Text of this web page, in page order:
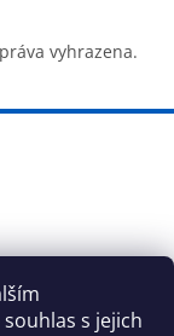
s jejich
vyhrazena.